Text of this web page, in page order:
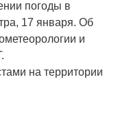
погоды в
17 января. Об
и
на территории